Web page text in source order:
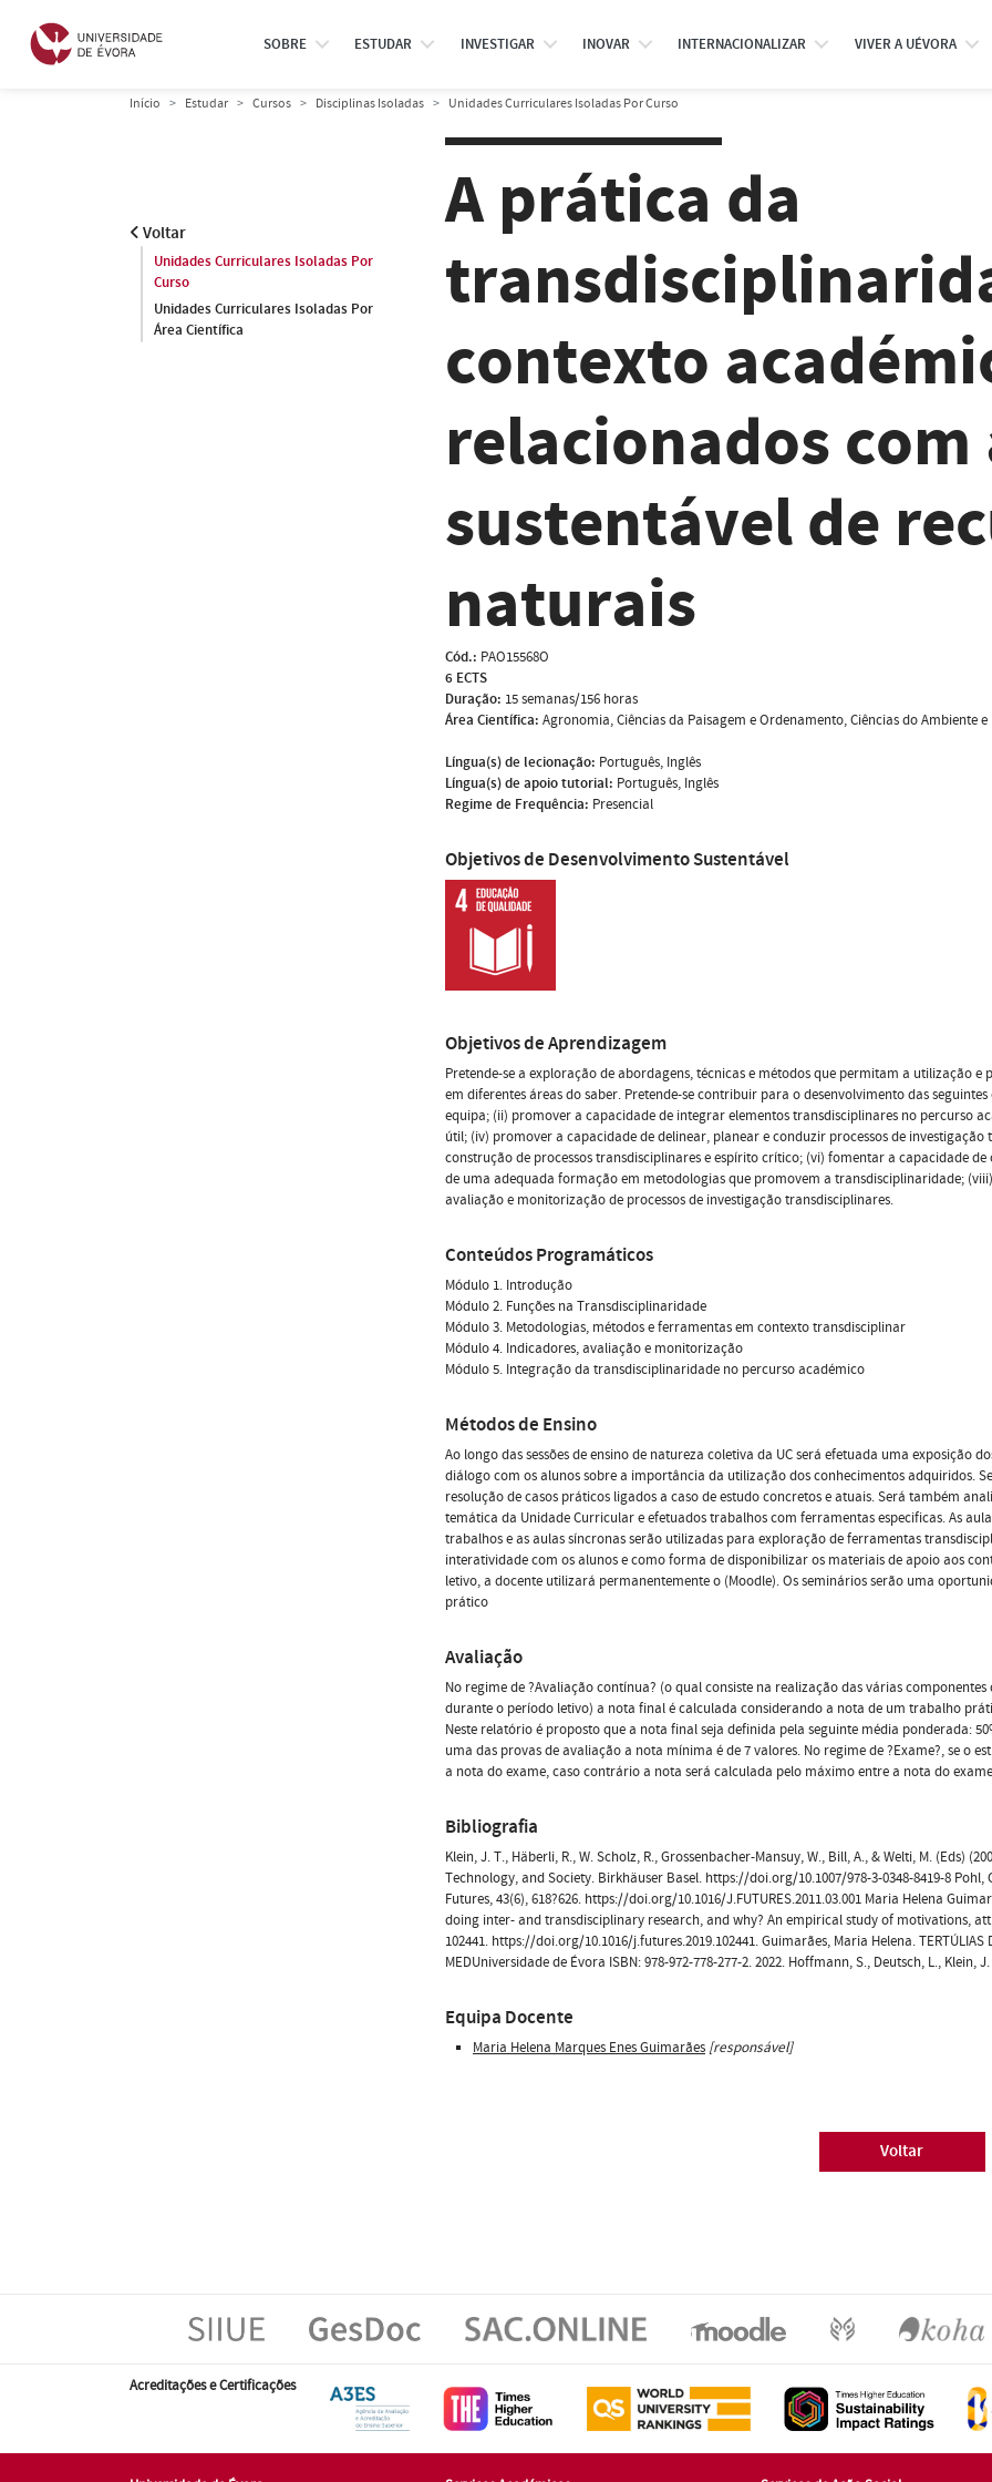
SOBRE ESTUDAR INVESTIGAR INOVAR INTERNACIONALIZAR VIVER A UÉVORA
Início Estudar Cursos Disciplinas Isoladas Unidades Curriculares Isoladas Por Curso
Voltar
Unidades Curriculares Isoladas Por
Curso
Unidades Curriculares Isoladas Por
Área Científica
A prática da
contexto
relacionados com
sustentável de
naturais
Cód.: PAO15568O
6 ECTS
Duração: 15 semanas/156 horas
Área Científica: Agronomia, Ciências da Paisagem e Ordenamento, Ciências do Ambiente e
Língua(s) de lecionação: Português, Inglês
Língua(s) de apoio tutorial: Português, Inglês
Regime de Frequência: Presencial
Objetivos de Desenvolvimento Sustentável
Objetivos de Aprendizagem
Pretende-se a exploração de abordagens, técnicas e métodos que permitam a utilização
em diferentes áreas do saber. Pretende-se contribuir para o desenvolvimento das
equipa; (ii) promover a capacidade de integrar elementos transdisciplinares no percurso
útil; (iv) promover a capacidade de delinear, planear e conduzir processos de
construção de processos transdisciplinares e espírito crítico; (vi) fomentar a capacidade
de uma adequada formação em metodologias que promovem a transdisciplinaridade;
avaliação e monitorização de processos de investigação transdisciplinares.
Conteúdos Programáticos
Módulo 1. Introdução
Módulo 2. Funções na Transdisciplinaridade
Módulo 3. Metodologias, métodos e ferramentas em contexto transdisciplinar
Módulo 4. Indicadores, avaliação e monitorização
Módulo 5. Integração da transdisciplinaridade no percurso académico
Métodos de Ensino
Ao longo das sessões de ensino de natureza coletiva da UC será efetuada uma exposição
diálogo com os alunos sobre a importância da utilização dos conhecimentos adquiridos.
resolução de casos práticos ligados a caso de estudo concretos e atuais. Será também
temática da Unidade Curricular e efetuados trabalhos com ferramentas especificas. As
trabalhos e as aulas síncronas serão utilizadas para exploração de ferramentas
interatividade com os alunos e como forma de disponibilizar os materiais de apoio aos
letivo, a docente utilizará permanentemente o (Moodle). Os seminários serão uma
prático
Avaliação
No regime de ?Avaliação contínua? (o qual consiste na realização das várias
durante o período letivo) a nota final é calculada considerando a nota de um trabalho
Neste relatório é proposto que a nota final seja definida pela seguinte média ponderada:
uma das provas de avaliação a nota mínima é de 7 valores. No regime de ?Exame?, se o
a nota do exame, caso contrário a nota será calculada pelo máximo entre a nota do
Bibliografia
Klein, J. T., Häberli, R., W. Scholz, R., Grossenbacher-Mansuy, W., Bill, A., & Welti, M. (Eds)
Technology, and Society. Birkhäuser Basel. https://doi.org/10.1007/978-3-0348-8419-8
Futures, 43(6), 618?626. https://doi.org/10.1016/J.FUTURES.2011.03.001 Maria Helena
doing inter- and transdisciplinary research, and why? An empirical study of motivations,
102441. https://doi.org/10.1016/j.futures.2019.102441. Guimarães, Maria Helena.
MEDUniversidade de Évora ISBN: 978-972-778-277-2. 2022. Hoffmann, S., Deutsch, L., Klein,
Equipa Docente
Maria Helena Marques Enes Guimarães [responsável]
Voltar
Acreditações e Certificações